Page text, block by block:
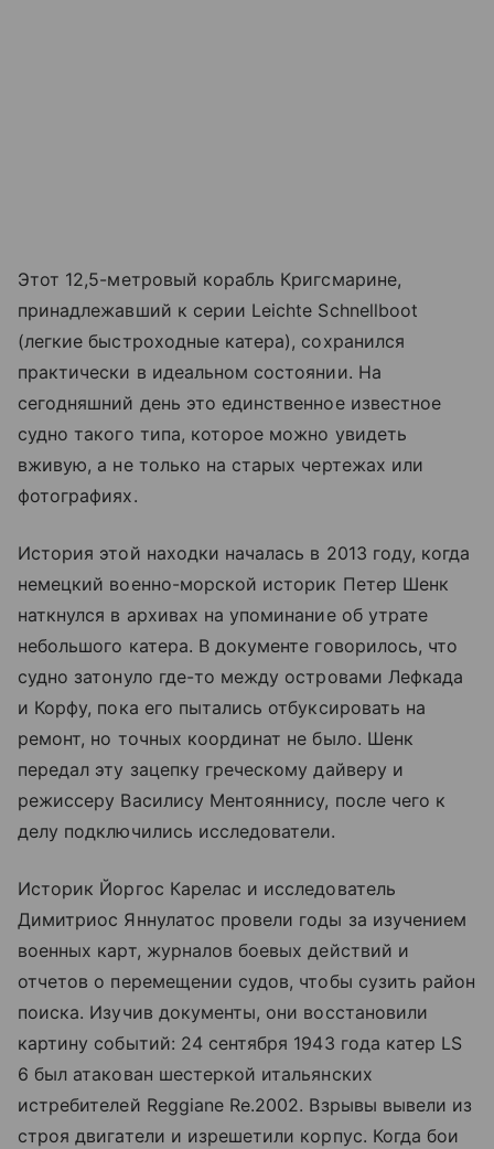
Этот 12,5-метровый корабль Кригсмарине,
принадлежавший к серии Leichte Schnellboot
(легкие быстроходные катера), сохранился
практически в идеальном состоянии. На
сегодняшний день это единственное известное
судно такого типа, которое можно увидеть
вживую, а не только на старых чертежах или
фотографиях.
История этой находки началась в 2013 году, когда
немецкий военно-морской историк Петер Шенк
наткнулся в архивах на упоминание об утрате
небольшого катера. В документе говорилось, что
судно затонуло где-то между островами Лефкада
и Корфу, пока его пытались отбуксировать на
ремонт, но точных координат не было. Шенк
передал эту зацепку греческому дайверу и
режиссеру Василису Ментояннису, после чего к
делу подключились исследователи.
Историк Йоргос Карелас и исследователь
Димитриос Яннулатос провели годы за изучением
военных карт, журналов боевых действий и
отчетов о перемещении судов, чтобы сузить район
поиска. Изучив документы, они восстановили
картину событий: 24 сентября 1943 года катер LS
6 был атакован шестеркой итальянских
истребителей Reggiane Re.2002. Взрывы вывели из
строя двигатели и изрешетили корпус. Когда бои